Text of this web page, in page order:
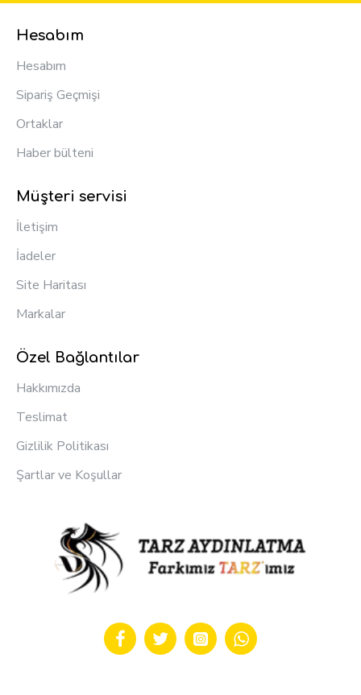
Hesabım
Hesabım
Sipariş Geçmişi
Ortaklar
Haber bülteni
Müşteri servisi
İletişim
İadeler
Site Haritası
Markalar
Özel Bağlantılar
Hakkımızda
Teslimat
Gizlilik Politikası
Şartlar ve Koşullar